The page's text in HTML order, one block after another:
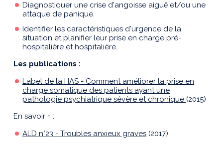
Diagnostiquer une crise d'angoisse aiguë et/ou une
attaque de panique.
Identifier les caractéristiques d'urgence de la
situation et planifier leur prise en charge pré-
hospitalière et hospitalière.
Les publications :
Label de la HAS - Comment améliorer la prise en
charge somatique des patients ayant une
pathologie psychiatrique sévère et chronique (2015)
En savoir + :
ALD n°23 - Troubles anxieux graves (2017)